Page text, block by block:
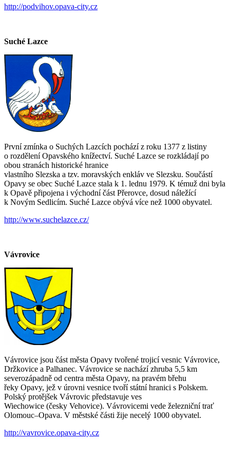
http://podvihov.opava-city.cz
Suché Lazce
První zmínka o Suchých Lazcích pochází z roku 1377 z listiny
o rozdělení Opavského knížectví. Suché Lazce se rozkládají po
obou stranách historické hranice
vlastního Slezska a tzv. moravských enkláv ve Slezsku. Součástí
Opavy se obec Suché Lazce stala k 1. lednu 1979. K témuž dni byla
k Opavě připojena i východní část Přerovce, dosud náležící
k Novým Sedlicím. Suché Lazce obývá více než 1000 obyvatel.
http://www.suchelazce.cz/
Vávrovice
Vávrovice jsou část města Opavy tvořené trojicí vesnic Vávrovice,
Držkovice a Palhanec. Vávrovice se nachází zhruba 5,5 km
severozápadně od centra města Opavy, na pravém břehu
řeky Opavy, jež v úrovni vesnice tvoří státní hranici s Polskem.
Polský protějšek Vávrovic představuje ves
Wiechowice (česky Vehovice). Vávrovicemi vede železniční trať
Olomouc–Opava. V městské části žije necelý 1000 obyvatel.
http://vavrovice.opava-city.cz